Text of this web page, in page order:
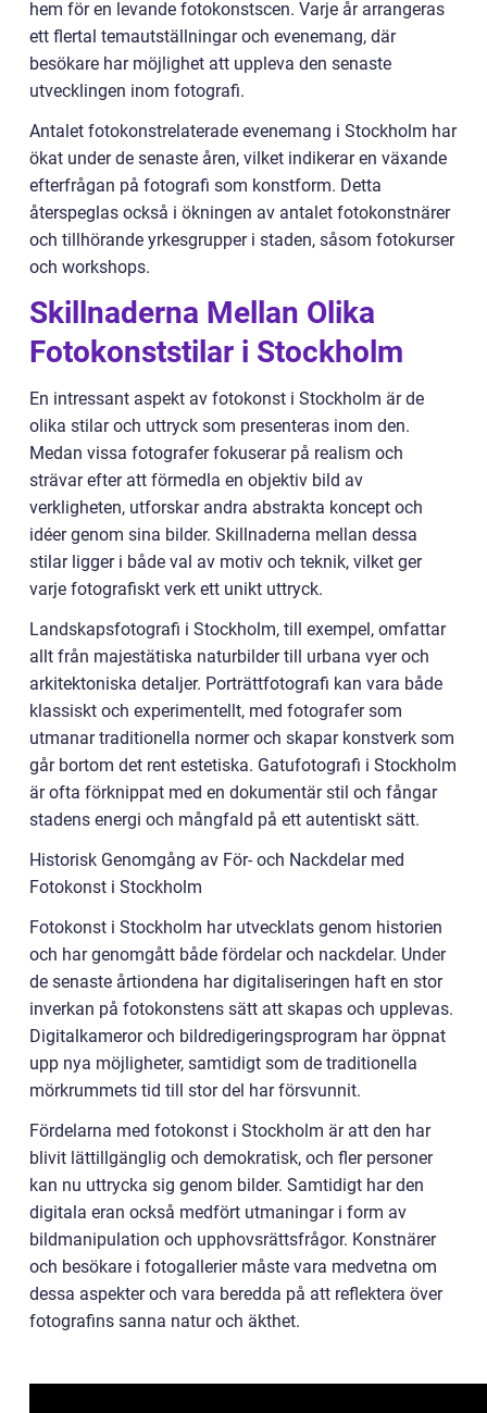
hem för en levande fotokonstscen. Varje år arrangeras
ett flertal temautställningar och evenemang, där
besökare har möjlighet att uppleva den senaste
utvecklingen inom fotografi.
Antalet fotokonstrelaterade evenemang i Stockholm har
ökat under de senaste åren, vilket indikerar en växande
efterfrågan på fotografi som konstform. Detta
återspeglas också i ökningen av antalet fotokonstnärer
och tillhörande yrkesgrupper i staden, såsom fotokurser
och workshops.
Skillnaderna Mellan Olika
Fotokonststilar i Stockholm
En intressant aspekt av fotokonst i Stockholm är de
olika stilar och uttryck som presenteras inom den.
Medan vissa fotografer fokuserar på realism och
strävar efter att förmedla en objektiv bild av
verkligheten, utforskar andra abstrakta koncept och
idéer genom sina bilder. Skillnaderna mellan dessa
stilar ligger i både val av motiv och teknik, vilket ger
varje fotografiskt verk ett unikt uttryck.
Landskapsfotografi i Stockholm, till exempel, omfattar
allt från majestätiska naturbilder till urbana vyer och
arkitektoniska detaljer. Porträttfotografi kan vara både
klassiskt och experimentellt, med fotografer som
utmanar traditionella normer och skapar konstverk som
går bortom det rent estetiska. Gatufotografi i Stockholm
är ofta förknippat med en dokumentär stil och fångar
stadens energi och mångfald på ett autentiskt sätt.
Historisk Genomgång av För- och Nackdelar med
Fotokonst i Stockholm
Fotokonst i Stockholm har utvecklats genom historien
och har genomgått både fördelar och nackdelar. Under
de senaste årtiondena har digitaliseringen haft en stor
inverkan på fotokonstens sätt att skapas och upplevas.
Digitalkameror och bildredigeringsprogram har öppnat
upp nya möjligheter, samtidigt som de traditionella
mörkrummets tid till stor del har försvunnit.
Fördelarna med fotokonst i Stockholm är att den har
blivit lättillgänglig och demokratisk, och fler personer
kan nu uttrycka sig genom bilder. Samtidigt har den
digitala eran också medfört utmaningar i form av
bildmanipulation och upphovsrättsfrågor. Konstnärer
och besökare i fotogallerier måste vara medvetna om
dessa aspekter och vara beredda på att reflektera över
fotografins sanna natur och äkthet.